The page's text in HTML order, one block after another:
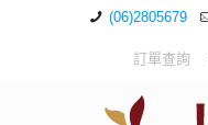
(06)2805679
訂單查詢